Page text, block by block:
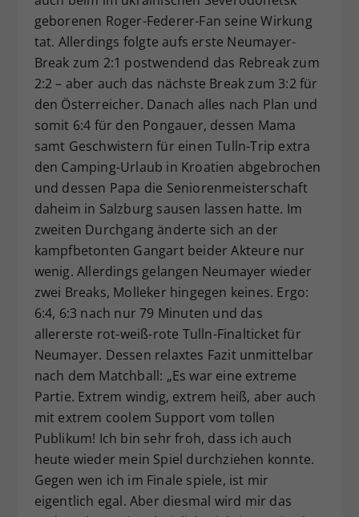
geborenen Roger-Federer-Fan seine Wirkung
tat. Allerdings folgte aufs erste Neumayer-
Break zum 2:1 postwendend das Rebreak zum
2:2 – aber auch das nächste Break zum 3:2 für
den Österreicher. Danach alles nach Plan und
somit 6:4 für den Pongauer, dessen Mama
samt Geschwistern für einen Tulln-Trip extra
den Camping-Urlaub in Kroatien abgebrochen
und dessen Papa die Seniorenmeisterschaft
daheim in Salzburg sausen lassen hatte. Im
zweiten Durchgang änderte sich an der
kampfbetonten Gangart beider Akteure nur
wenig. Allerdings gelangen Neumayer wieder
zwei Breaks, Molleker hingegen keines. Ergo:
6:4, 6:3 nach nur 79 Minuten und das
allererste rot-weiß-rote Tulln-Finalticket für
Neumayer. Dessen relaxtes Fazit unmittelbar
nach dem Matchball: „Es war eine extreme
Partie. Extrem windig, extrem heiß, aber auch
mit extrem coolem Support vom tollen
Publikum! Ich bin sehr froh, dass ich auch
heute wieder mein Spiel durchziehen konnte.
Gegen wen ich im Finale spiele, ist mir
eigentlich egal. Aber diesmal wird mir das